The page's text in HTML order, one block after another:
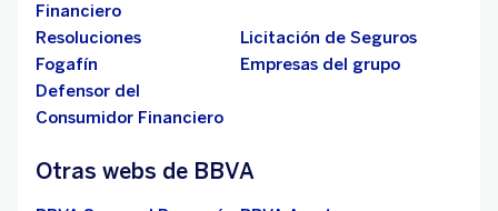
Financiero
Resoluciones
Licitación de Seguros
Fogafín
Empresas del grupo
Defensor del
Consumidor Financiero
Otras webs de BBVA